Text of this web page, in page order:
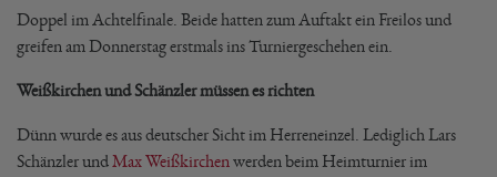
Doppel im Achtelfinale. Beide hatten zum Auftakt ein Freilos und
greifen am Donnerstag erstmals ins Turniergeschehen ein.
Weißkirchen und Schänzler müssen es richten
Dünn wurde es aus deutscher Sicht im Herreneinzel. Lediglich Lars
Schänzler undMax Weißkirchen werden beim Heimturnier im